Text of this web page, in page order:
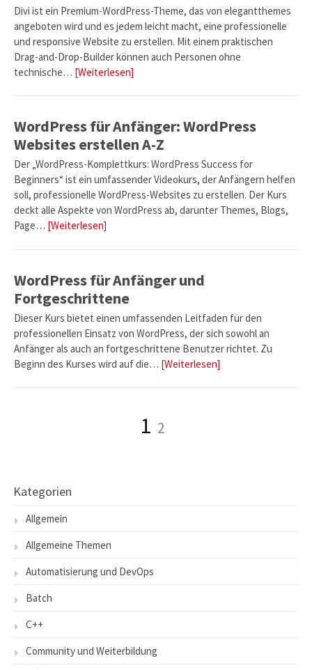
Divi ist ein Premium-WordPress-Theme, das von elegantthemes
angeboten wird und es jedem leicht macht, eine professionelle
und responsive Website zu erstellen. Mit einem praktischen
Drag-and-Drop-Builder können auch Personen ohne
technische… [Weiterlesen]
WordPress für Anfänger: WordPress
Websites erstellen A-Z
Der „WordPress-Komplettkurs: WordPress Success for
Beginners“ ist ein umfassender Videokurs, der Anfängern helfen
soll, professionelle WordPress-Websites zu erstellen. Der Kurs
deckt alle Aspekte von WordPress ab, darunter Themes, Blogs,
Page… [Weiterlesen]
WordPress für Anfänger und
Fortgeschrittene
Dieser Kurs bietet einen umfassenden Leitfaden für den
professionellen Einsatz von WordPress, der sich sowohl an
Anfänger als auch an fortgeschrittene Benutzer richtet. Zu
Beginn des Kurses wird auf die… [Weiterlesen]
Seitennummerierung
Beiträge
Seite
1 Seite
2
Kategorien
Allgemein
Allgemeine Themen
Automatisierung und DevOps
Batch
C++
Community und Weiterbildung